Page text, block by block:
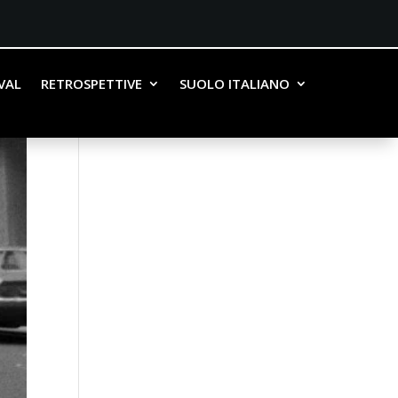
RETROSPETTIVE SUOLO ITALIANO